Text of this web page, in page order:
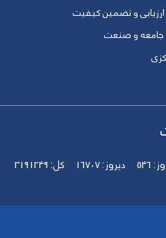
و تضمین کیفیت
جامعه و صنعت
546 دیروز:16707 کل:3191249